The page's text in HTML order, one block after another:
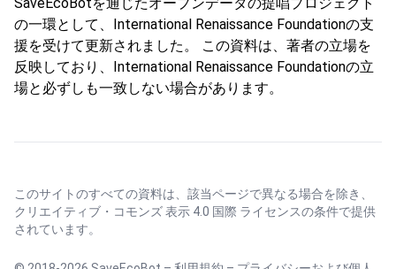
の一環として、International Renaissance Foundationの支
援を受けて更新されました。 この資料は、著者の立場を
反映しており、International Renaissance Foundationの立
場と必ずしも一致しない場合があります。
このサイトのすべての資料は、該当ページで異なる場合を除き、
クリエイティブ・コモンズ 表示 4.0 国際 ライセンスの条件で提供
されています。